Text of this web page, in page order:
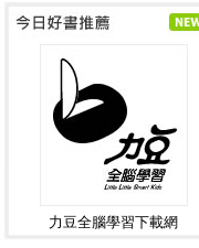
力豆全腦學習下載網